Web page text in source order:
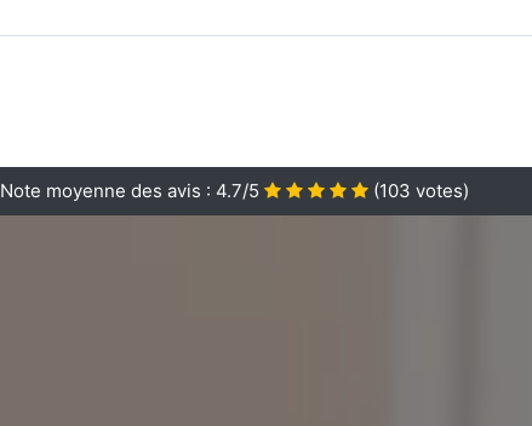
Note moyenne des avis : 4.7/5 (103 votes)